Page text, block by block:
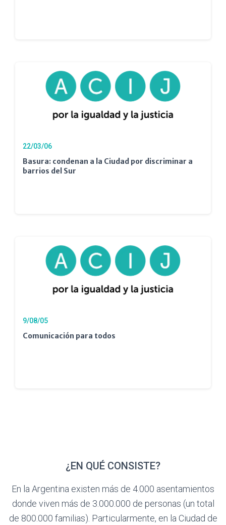
22/03/06
Basura: condenan a la Ciudad por discriminar a
barrios del Sur
9/08/05
Comunicación para todos
¿EN QUÉ CONSISTE?
En la Argentina existen más de 4.000 asentamientos
donde viven más de 3.000.000 de personas (un total
de 800.000 familias). Particularmente, en la Ciudad de